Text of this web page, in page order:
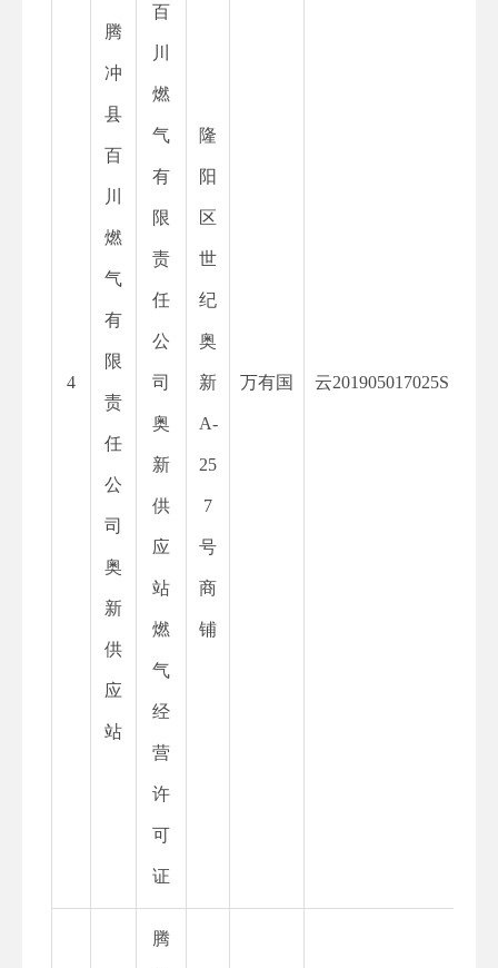
4
腾
冲
县
百
川
燃
气
有
限
责
任
公
司
奥
新
供
应
站
百
川
燃
气
有
限
责
任
公
司
奥
新
供
应
站
燃
气
经
营
许
可
证
隆
阳
区
世
纪
奥
新
A-
25
7
号
商
铺
万有国 云201905017025S
腾